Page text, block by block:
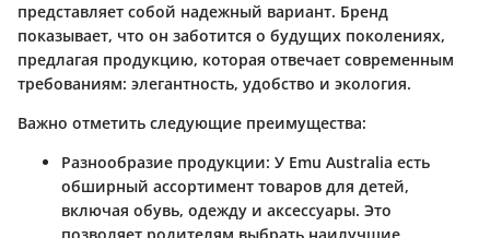
представляет собой надежный вариант. Бренд
показывает, что он заботится о будущих поколениях,
предлагая продукцию, которая отвечает современным
требованиям: элегантность, удобство и экология.
Важно отметить следующие преимущества:
Разнообразие продукции: У Emu Australia есть
обширный ассортимент товаров для детей,
включая обувь, одежду и аксессуары. Это